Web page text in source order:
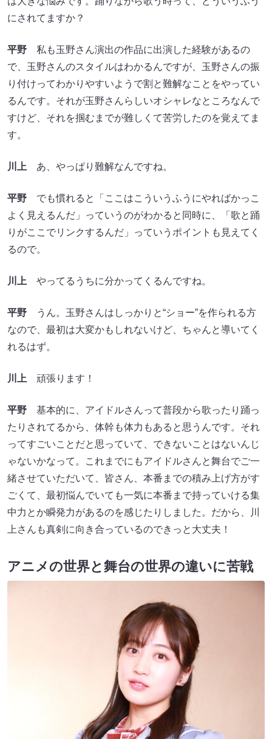
にされてますか？
平野 私も玉野さん演出の作品に出演した経験があるの
で、玉野さんのスタイルはわかるんですが、玉野さんの振
り付けってわかりやすいようで割と難解なことをやってい
るんです。それが玉野さんらしいオシャレなところなんで
すけど、それを掴むまでが難しくて苦労したのを覚えてま
す。
川上 あ、やっぱり難解なんですね。
平野 でも慣れると「ここはこういうふうにやればかっこ
よく見えるんだ」っていうのがわかると同時に、「歌と踊
りがここでリンクするんだ」っていうポイントも見えてく
るので。
川上 やってるうちに分かってくるんですね。
平野 うん。玉野さんはしっかりと“ショー”を作られる方
なので、最初は大変かもしれないけど、ちゃんと導いてく
れるはず。
川上 頑張ります！
平野 基本的に、アイドルさんって普段から歌ったり踊っ
たりされてるから、体幹も体力もあると思うんです。それ
ってすごいことだと思っていて、できないことはないんじ
ゃないかなって。これまでにもアイドルさんと舞台でご一
緒させていただいて、皆さん、本番までの積み上げ方がす
ごくて、最初悩んでいても一気に本番まで持っていける集
中力とか瞬発力があるのを感じたりしました。だから、川
上さんも真剣に向き合っているのできっと大丈夫！
アニメの世界と舞台の世界の違いに苦戦